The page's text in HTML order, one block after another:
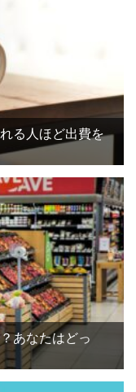
る人ほど出費を
あなたはどっ